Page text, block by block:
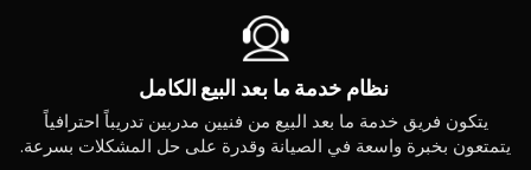
نظام خدمة ما بعد البيع الكامل
يتكون فريق خدمة ما بعد البيع من فنيين مدربين تدريباً احترافياً
يتمتعون بخبرة واسعة في الصيانة وقدرة على حل المشكلات بسرعة.